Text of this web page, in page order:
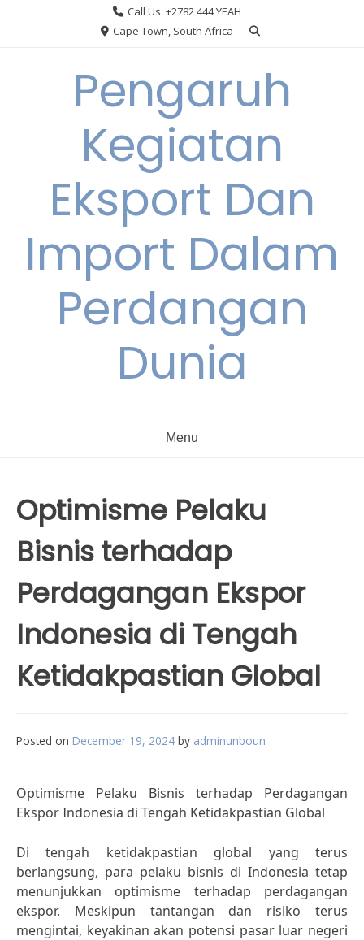
Call Us: +2782 444 YEAH
Cape Town, South Africa
Pengaruh
Kegiatan
Eksport Dan
Import Dalam
Perdangan
Dunia
Menu
Optimisme Pelaku
Bisnis terhadap
Perdagangan Ekspor
Indonesia di Tengah
Ketidakpastian Global
Posted on December 19, 2024 by adminunboun
Optimisme Pelaku Bisnis terhadap Perdagangan
Ekspor Indonesia di Tengah Ketidakpastian Global
Di tengah ketidakpastian global yang terus
berlangsung, para pelaku bisnis di Indonesia tetap
menunjukkan optimisme terhadap perdagangan
ekspor. Meskipun tantangan dan risiko terus
mengintai, keyakinan akan potensi pasar luar negeri